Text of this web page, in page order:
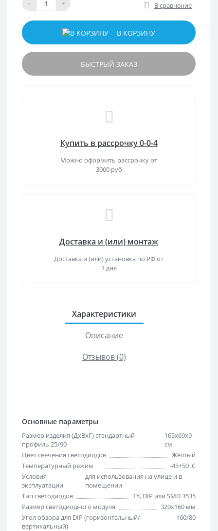
- + В сравнение
В КОРЗИНУ
БЫСТРЫЙ ЗАКАЗ
Купить в рассрочку 0-0-4
Можно оформить рассрочку от
3000 руб
Доставка и (или) монтаж
Доставка и (или) установка по РФ от
1 дня
Характеристики
Описание
Отзывов (0)
Основные параметры
Размер изделия (ДхВхГ) стандартный
профиль 25/90
165х69х9
см
Цвет свечения светодиодов
Жёлтый
Температурный режим
-45+50 'C
Условия
эксплуатации
для использования на улице и в
помещении
Тип светодиодов
1Y, DIP или SMD 3535
Размер светодиодного модуля
320х160 мм
Угол обзора для DIP (горизонтальный/
вертикальный)
160/80